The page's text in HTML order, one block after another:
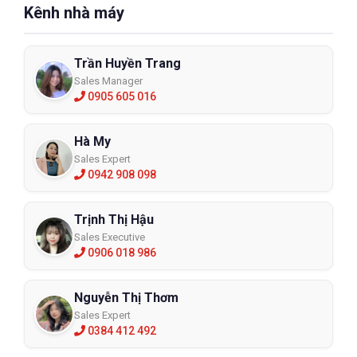
Kênh nhà máy
Trần Huyền Trang
Sales Manager
0905 605 016
Hà My
Sales Expert
0942 908 098
Trịnh Thị Hậu
Sales Executive
0906 018 986
Nguyễn Thị Thơm
Sales Expert
0384 412 492